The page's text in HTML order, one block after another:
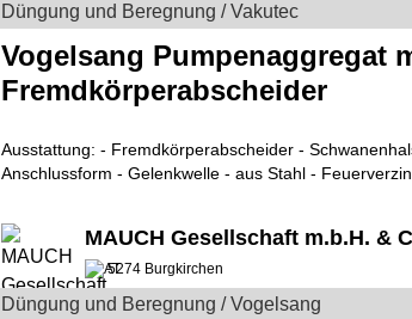
Düngung und Beregnung / Vakutec
Vogelsang Pumpenaggregat
Fremdkörperabscheider
Ausstattung: - Fremdkörperabscheider - Schwanenhals
Anschlussform - Gelenkwelle - aus Stahl - Feuerverzinkt
MAUCH Gesellschaft m.b.H. &
5274 Burgkirchen
Düngung und Beregnung / Vogelsang